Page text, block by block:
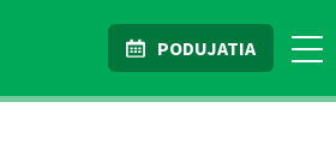
PODUJATIA